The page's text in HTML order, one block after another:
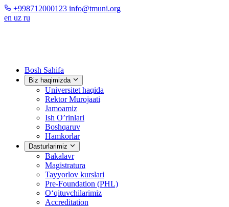
+998712000123 info@tmuni.org
en uz ru
Bosh Sahifa
Biz haqimizda
Universitet haqida
Rektor Murojaati
Jamoamiz
Ish O’rinlari
Boshqaruv
Hamkorlar
Dasturlarimiz
Bakalavr
Magistratura
Tayyorlov kurslari
Pre-Foundation (PHL)
O‘qituvchilarimiz
Accreditation